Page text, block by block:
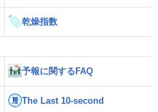
乾燥指数
予報に関するFAQ
The Last 10-second